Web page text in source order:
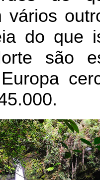
vários
do que
são